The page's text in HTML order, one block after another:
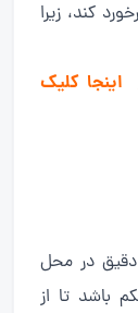
کند، زیرا
اینجا کلیک
دقیق در محل
باشد تا از